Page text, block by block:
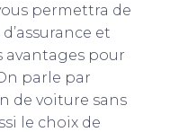
permettra de
et
avantages pour
parle par
de voiture sans
le choix de